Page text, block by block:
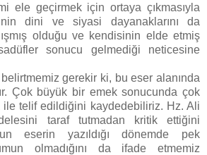
ele geçirmek için ortaya çıkmasıyla
dini ve siyasi dayanaklarını da
olduğu ve kendisinin elde etmiş
sonucu gelmediği neticesine
gerekir ki, bu eser alanında
Çok büyük bir emek sonucunda çok
telif edildiğini kaydedebiliriz. Hz. Ali
taraf tutmadan kritik ettiğini
eserin yazıldığı dönemde pek
olmadığını da ifade etmemiz